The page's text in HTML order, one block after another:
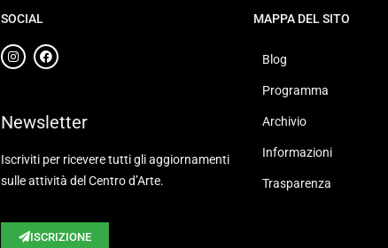
SOCIAL
Newsletter
Iscriviti per ricevere tutti gli aggiornamenti
sulle attività del Centro d’Arte.
ISCRIZIONE
MAPPA DEL SITO
Blog
Programma
Archivio
Informazioni
Trasparenza